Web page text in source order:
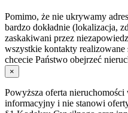
Pomimo, że nie ukrywamy
bardzo dokładnie (lokalizacja,
zaskakiwani przez
wszystkie kontakty realizowane
chcecie Państwo obejrzeć
×
Powyższa oferta
informacyjny i nie stanowi